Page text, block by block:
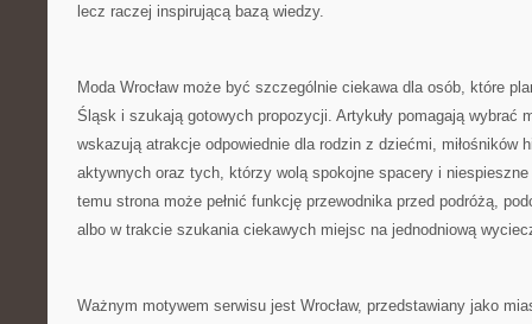
lecz raczej inspirującą bazą wiedzy.
Moda Wrocław może być szczególnie ciekawa dla osób, które
Śląsk i szukają gotowych propozycji. Artykuły pomagają wybrać
wskazują atrakcje odpowiednie dla rodzin z dziećmi, miłośników
aktywnych oraz tych, którzy wolą spokojne spacery i
temu strona może pełnić funkcję przewodnika przed podróżą,
albo w trakcie szukania ciekawych miejsc na jednodniową
Ważnym motywem serwisu jest Wrocław, przedstawiany jako